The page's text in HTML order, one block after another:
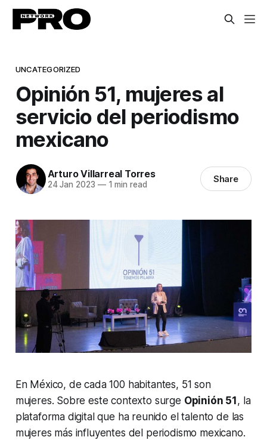
UNCATEGORIZED
Opinión 51, mujeres al
servicio del periodismo
mexicano
Arturo Villarreal Torres
24 Jan 2023 —1 min read Share
En México, de cada 100 habitantes, 51 son
mujeres. Sobre este contexto surge Opinión 51 , la
plataforma digital que ha reunido el talento de las
mujeres más influyentes del periodismo mexicano.